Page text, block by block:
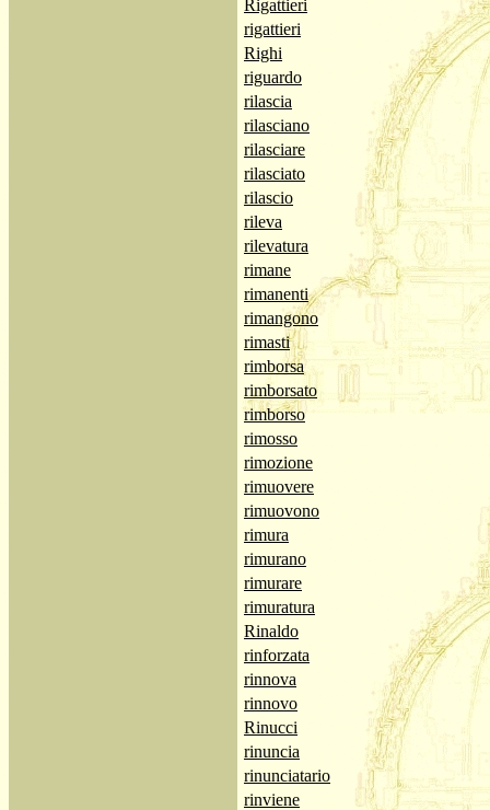
Rigattieri
rigattieri
Righi
riguardo
rilascia
rilasciano
rilasciare
rilasciato
rilascio
rileva
rilevatura
rimane
rimanenti
rimangono
rimasti
rimborsa
rimborsato
rimborso
rimosso
rimozione
rimuovere
rimuovono
rimura
rimurano
rimurare
rimuratura
Rinaldo
rinforzata
rinnova
rinnovo
Rinucci
rinuncia
rinunciatario
rinviene